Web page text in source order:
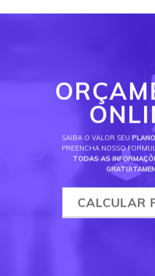
SAIBA O VALOR SEU
PREENCHA NOSSO
TODAS AS
CALCULAR